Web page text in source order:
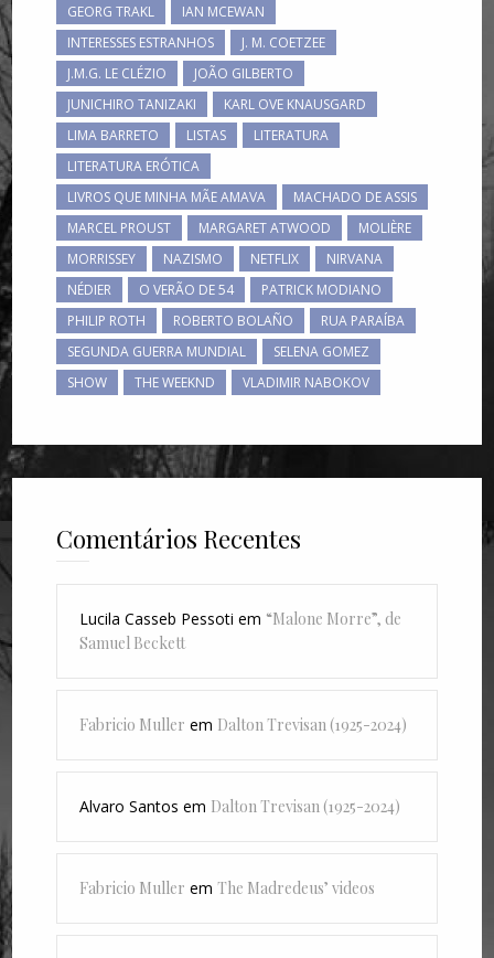
GEORG TRAKL
IAN MCEWAN
INTERESSES ESTRANHOS
J. M. COETZEE
J.M.G. LE CLÉZIO
JOÃO GILBERTO
JUNICHIRO TANIZAKI
KARL OVE KNAUSGARD
LIMA BARRETO
LISTAS
LITERATURA
LITERATURA ERÓTICA
LIVROS QUE MINHA MÃE AMAVA
MACHADO DE ASSIS
MARCEL PROUST
MARGARET ATWOOD
MOLIÈRE
MORRISSEY
NAZISMO NETFLIX
NIRVANA
NÉDIER
O VERÃO DE 54
PATRICK MODIANO
PHILIP ROTH
ROBERTO BOLAÑO
RUA PARAÍBA
SEGUNDA GUERRA MUNDIAL
SELENA GOMEZ
SHOW
THE WEEKND VLADIMIR NABOKOV
Comentários Recentes
Lucila Casseb Pessoti em “Malone Morre”, de
Samuel Beckett
Fabricio Muller em Dalton Trevisan (1925-2024)
Alvaro Santos em Dalton Trevisan (1925-2024)
Fabricio Muller emThe Madredeus’ videos